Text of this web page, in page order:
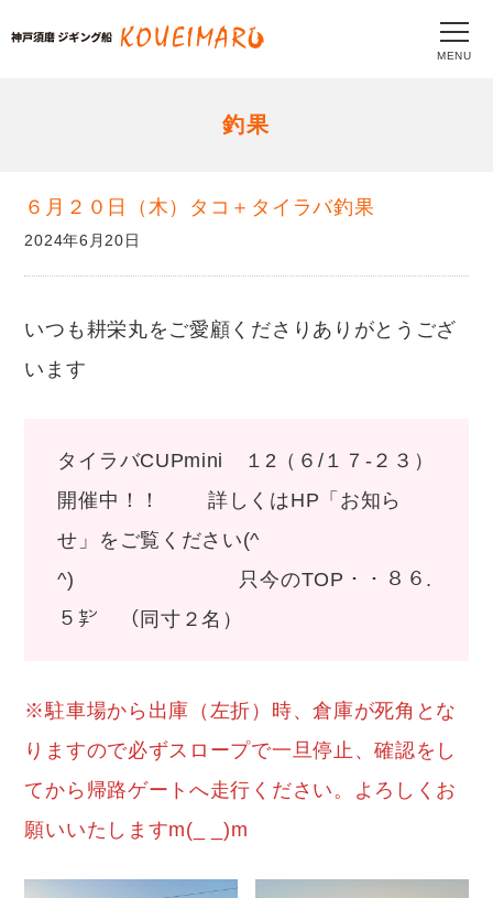
MENU
釣果
６月２０日（木）タコ＋タイラバ釣果
2024年6月20日
いつも耕栄丸をご愛顧くださりありがとうござ
います
タイラバCUPmini １2（６/１７-２３）
開催中！！ 詳しくはHP「お知ら
せ」をご覧ください(^
^) 只今のTOP・・８６.
５㌢ （同寸２名）
※駐車場から出庫（左折）時、倉庫が死角とな
りますので必ずスロープで一旦停止、確認をし
てから帰路ゲートへ走行ください。よろしくお
願いいたしますm(_ _)m